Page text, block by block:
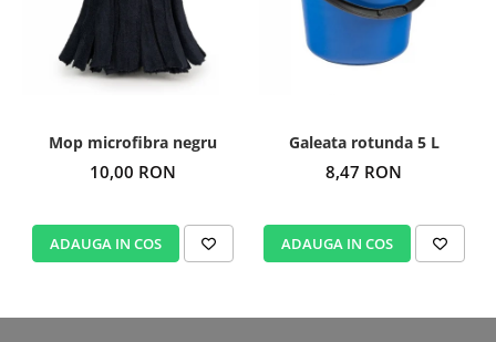
Mop microfibra negru
10,00 RON
ADAUGA IN COS
Galeata rotunda 5 L
8,47 RON
ADAUGA IN COS